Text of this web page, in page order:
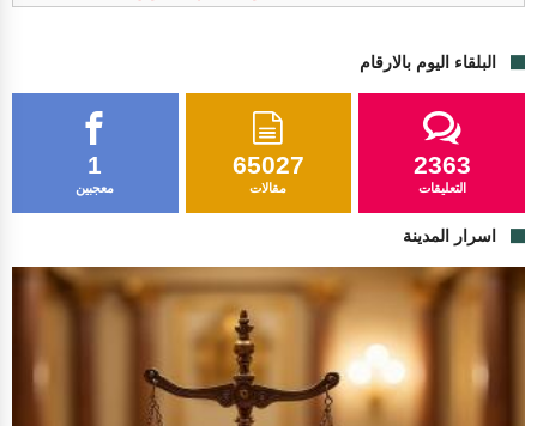
البلقاء اليوم بالارقام
1
معجبين
65027
مقالات
2363
التعليقات
اسرار المدينة